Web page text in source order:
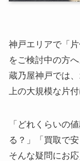
神戸エリアで「
をご検討中の方へ
蔵乃屋神戸では
上の大規模な片
「どれくらいの
る？」「買取で安
そんな疑問にお